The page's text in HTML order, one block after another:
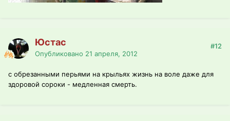
Юстас
Опубликовано 21 апреля, 2012
#12
с обрезанными перьями на крыльях жизнь на воле даже для
здоровой сороки - медленная смерть.